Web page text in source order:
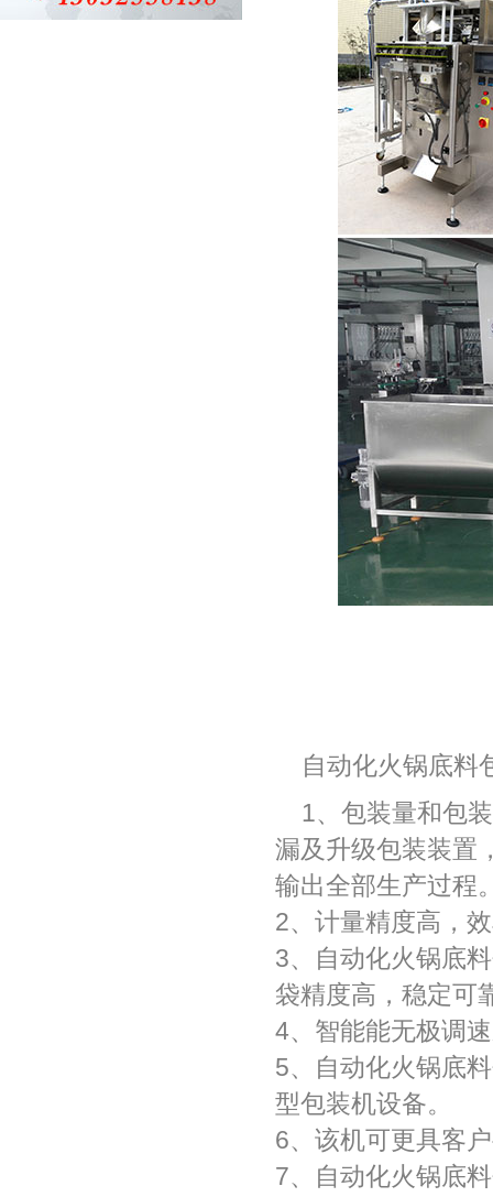
自动化火锅底料
1、包装量和包
漏及升级包装装置
输出全部生产过程
2、计量精度高，
3、自动化火锅底
袋精度高，稳定可
4、智能能无极调
5、自动化火锅底
型包装机设备。
6、该机可更具客
7、自动化火锅底